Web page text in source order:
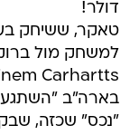
דולר!
טאקר, ששיחק
בארה"ב
"נכס" שכזה,